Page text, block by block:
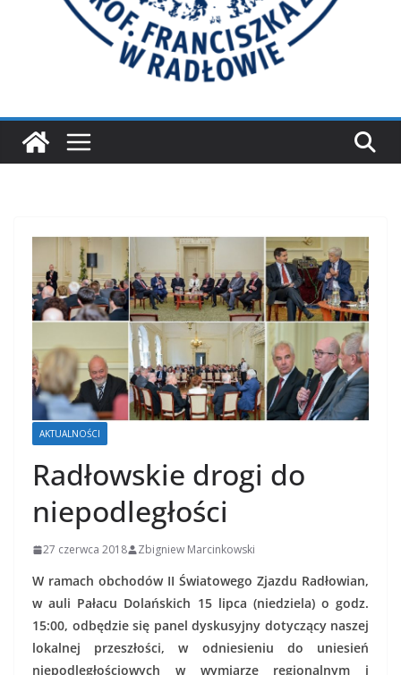
AKTUALNOŚCI
Radłowskie drogi do
niepodległości
27 czerwca 2018 Zbigniew Marcinkowski
W ramach obchodów II Światowego Zjazdu Radłowian,
w auli Pałacu Dolańskich 15 lipca (niedziela) o godz.
15:00, odbędzie się panel dyskusyjny dotyczący naszej
lokalnej przeszłości, w odniesieniu do uniesień
niepodległościowych w wymiarze regionalnym i